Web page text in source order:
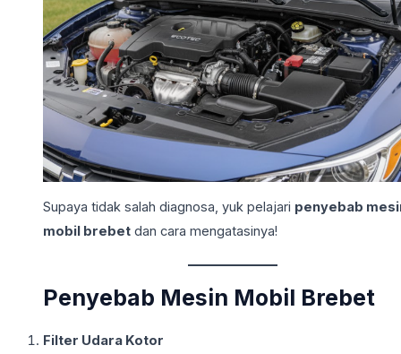
Supaya tidak salah diagnosa, yuk pelajari penyebab
mobil brebetdan cara mengatasinya!
Penyebab Mesin Mobil Brebet
Filter Udara Kotor